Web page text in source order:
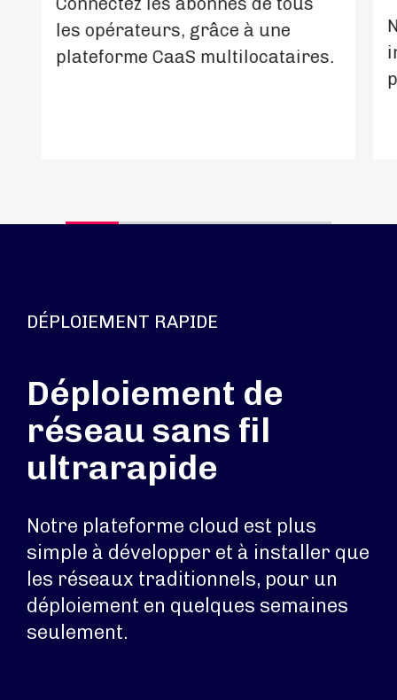
les opérateurs, grâce à une
plateforme CaaS multilocataires.
DÉPLOIEMENT RAPIDE
Déploiement de
réseau sans fil
ultrarapide
Notre plateforme cloud est plus
simple à développer et à installer que
les réseaux traditionnels, pour un
déploiement en quelques semaines
seulement.